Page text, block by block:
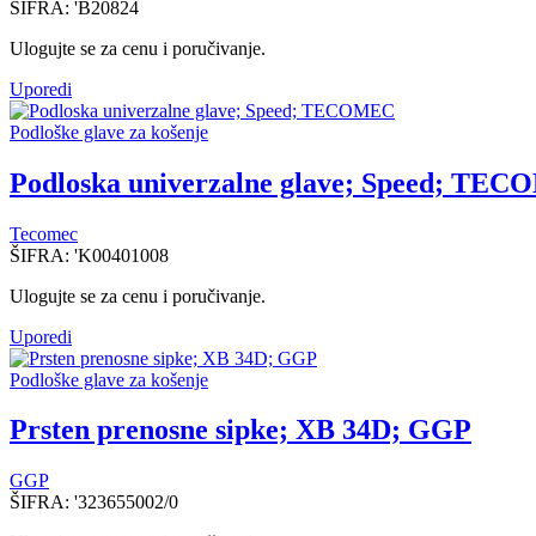
ŠIFRA: 'B20824
Ulogujte se za cenu i poručivanje.
Uporedi
Podloške glave za košenje
Podloska univerzalne glave; Speed;
Tecomec
ŠIFRA: 'K00401008
Ulogujte se za cenu i poručivanje.
Uporedi
Podloške glave za košenje
Prsten prenosne sipke; XB 34D; GGP
GGP
ŠIFRA: '323655002/0